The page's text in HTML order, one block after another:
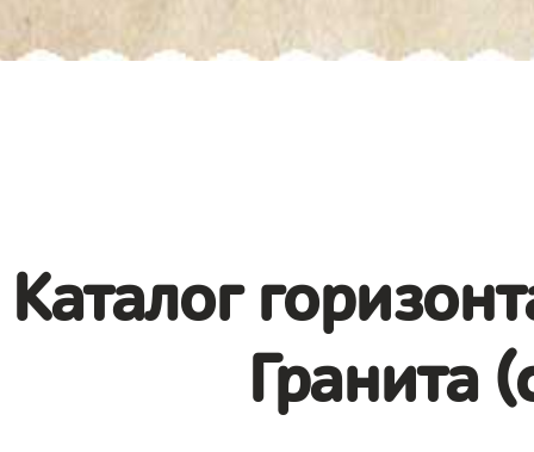
Каталог
Гранита